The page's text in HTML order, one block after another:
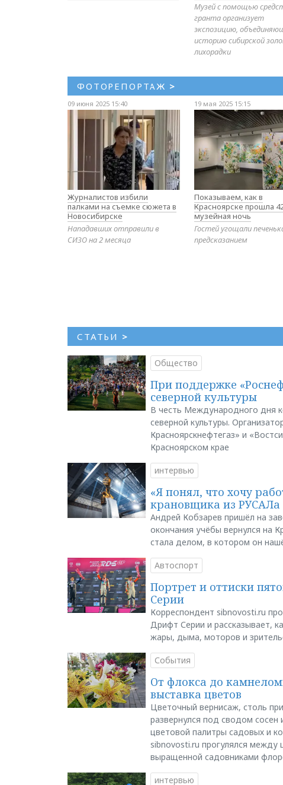
Музей с помощью
гранта организует
экспозицию,
историю сибирской
лихорадки
ФОТОРЕПОРТАЖ >
09 июня 2025 15:40
Журналистов избили
палками на съемке сюжета в
Новосибирске
Нападавших отправили в
СИЗО на 2 месяца
19 мая 2025 15:15
Показываем, как в
Красноярске прошла
музейная ночь
Гостей угощали
предсказанием
СТАТЬИ >
Общество
При поддержке
северной культуры
В честь Международного дня
северной культуры.
Красноярскнефтегаз» и
Красноярском крае
интервью
«Я понял, что хочу
крановщика из РУСАЛа
Андрей Кобзарев пришёл на
окончания учёбы вернулся на
стала делом, в котором он
Автоспорт
Портрет и оттиски
Серии
Корреспондент sibnovosti.ru
Дрифт Серии и рассказывает,
жары, дыма, моторов и
События
От флокса до
выставка цветов
Цветочный вернисаж, столь
развернулся под сводом сосен
цветовой палитры садовых и
sibnovosti.ru прогулялся
выращенной садовниками
интервью